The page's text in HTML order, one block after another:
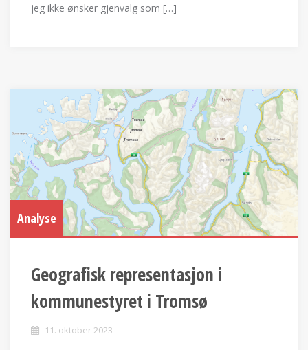
jeg ikke ønsker gjenvalg som […]
Analyse
Geografisk representasjon i
kommunestyret i Tromsø
11. oktober 2023